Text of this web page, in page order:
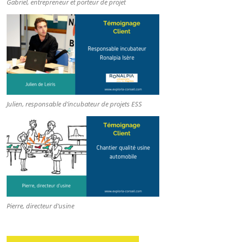
Gabriel, entrepreneur et porteur de projet
Julien, responsable d’incubateur de projets ESS
Pierre, directeur d’usine